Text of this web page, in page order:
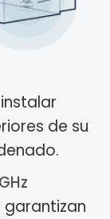
de su
garantizan